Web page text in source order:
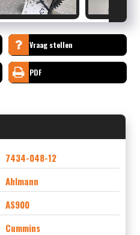
Vraag stellen
PDF
7434-048-12
Ahlmann
AS900
Cummins